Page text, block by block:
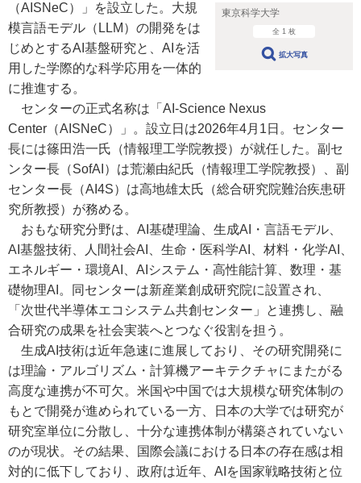
東京科学大学
全 1 枚
拡大写真
（AISNeC）」を設立した。大規
模言語モデル（LLM）の開発をは
じめとするAI基盤研究と、AIを活
用した学際的な科学応用を一体的
に推進する。
センターの正式名称は「AI-Science Nexus
Center（AISNeC）」。設立日は2026年4月1日。センター
長には篠田浩一氏（情報理工学院教授）が就任した。副セ
ンター長（SofAI）は荒瀬由紀氏（情報理工学院教授）、副
センター長（AI4S）は高地雄太氏（総合研究院難治疾患研
究所教授）が務める。
おもな研究分野は、AI基礎理論、生成AI・言語モデル、
AI基盤技術、人間社会AI、生命・医科学AI、材料・化学AI、
エネルギー・環境AI、AIシステム・高性能計算、数理・基
礎物理AI。同センターは新産業創成研究院に設置され、
「次世代半導体エコシステム共創センター」と連携し、融
合研究の成果を社会実装へとつなぐ役割を担う。
生成AI技術は近年急速に進展しており、その研究開発に
は理論・アルゴリズム・計算機アーキテクチャにまたがる
高度な連携が不可欠。米国や中国では大規模な研究体制の
もとで開発が進められている一方、日本の大学では研究が
研究室単位に分散し、十分な連携体制が構築されていない
のが現状。その結果、国際会議における日本の存在感は相
対的に低下しており、政府は近年、AIを国家戦略技術と位